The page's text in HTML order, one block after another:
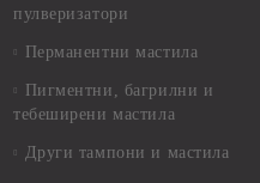
пулверизатори
Перманентни мастила
Пигментни, багрилни и
тебеширени мастила
Други тампони и мастила